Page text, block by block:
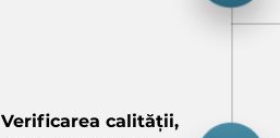
Verificarea calității,